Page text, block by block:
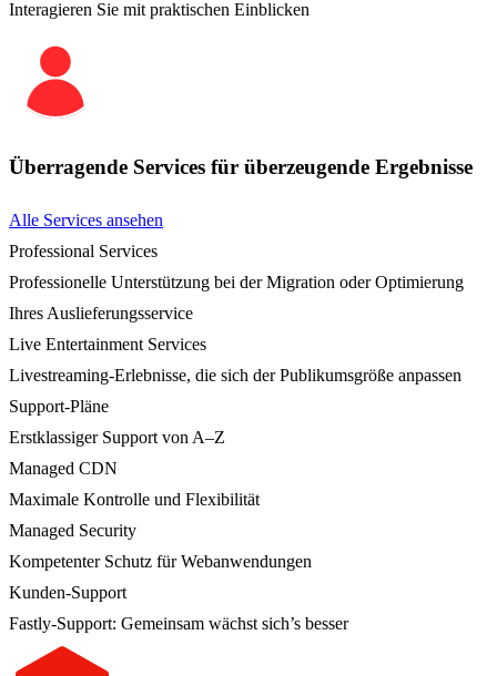
Interagieren Sie mit praktischen Einblicken
Überragende Services für überzeugende Ergebnisse
Alle Services ansehen
Professional Services
Professionelle Unterstützung bei der Migration oder Optimierung
Ihres Auslieferungsservice
Live Entertainment Services
Livestreaming-Erlebnisse, die sich der Publikumsgröße anpassen
Support-Pläne
Erstklassiger Support von A–Z
Managed CDN
Maximale Kontrolle und Flexibilität
Managed Security
Kompetenter Schutz für Webanwendungen
Kunden-Support
Fastly-Support: Gemeinsam wächst sich’s besser